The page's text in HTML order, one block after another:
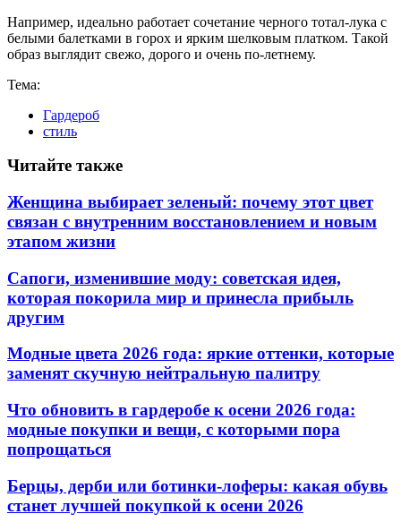
Например, идеально работает сочетание черного тотал-лука с
белыми балетками в горох и ярким шелковым платком. Такой
образ выглядит свежо, дорого и очень по-летнему.
Тема:
Гардероб
стиль
Читайте также
Женщина выбирает зеленый: почему этот цвет
связан с внутренним восстановлением и новым
этапом жизни
Сапоги, изменившие моду: советская идея,
которая покорила мир и принесла прибыль
другим
Модные цвета 2026 года: яркие оттенки, которые
заменят скучную нейтральную палитру
Что обновить в гардеробе к осени 2026 года:
модные покупки и вещи, с которыми пора
попрощаться
Берцы, дерби или ботинки-лоферы: какая обувь
станет лучшей покупкой к осени 2026